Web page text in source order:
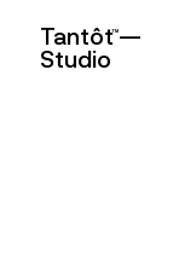
Tantôt —
Studio
TM